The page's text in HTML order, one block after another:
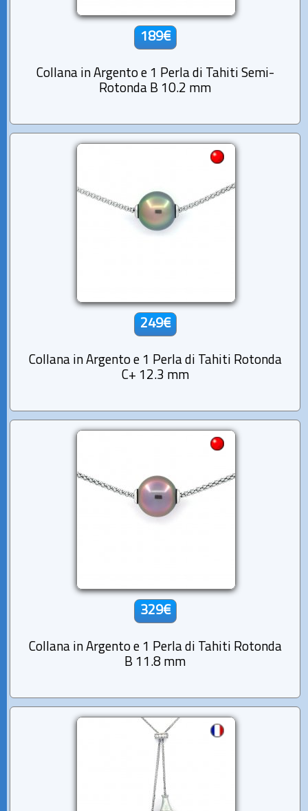
189€
Collana in Argento e 1 Perla di Tahiti Semi-
Rotonda B 10.2 mm
249€
Collana in Argento e 1 Perla di Tahiti Rotonda
C+ 12.3 mm
329€
Collana in Argento e 1 Perla di Tahiti Rotonda
B 11.8 mm